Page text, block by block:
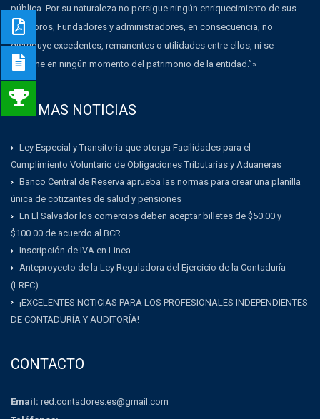
pública. Por su naturaleza no persigue ningún enriquecimiento de sus
Miembros, Fundadores y administradores, en consecuencia, no
distribuye excedentes, remanentes o utilidades entre ellos, ni se
dispone en ningún momento del patrimonio de la entidad.”»
ULTIMAS NOTICIAS
Ley Especial y Transitoria que otorga Facilidades para el
Cumplimiento Voluntario de Obligaciones Tributarias y Aduaneras
Banco Central de Reserva aprueba las normas para crear una planilla
única de cotizantes de salud y pensiones
En El Salvador los comercios deben aceptar billetes de $50.00 y
$100.00 de acuerdo al BCR
Inscripción de IVA en Linea
Anteproyecto de la Ley Reguladora del Ejercicio de la Contaduría
(LREC).
¡EXCELENTES NOTICIAS PARA LOS PROFESIONALES INDEPENDIENTES
DE CONTADURÍA Y AUDITORÍA!
CONTACTO
Email: red.contadores.es@gmail.com